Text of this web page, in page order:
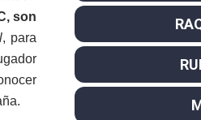
de la AUSL
Travé campeón del
los pentacampeones, los
son
, para